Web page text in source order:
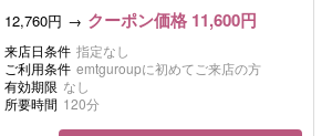
12,760円 クーポン価格 11,600円
来店日条件 指定なし
ご利用条件 emtguroupに初めてご来店の方
有効期限 なし
所要時間 120分